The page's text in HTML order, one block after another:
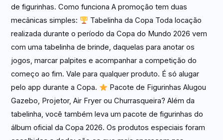
de figurinhas. Como funciona A promoção tem duas
mecânicas simples:
Tabelinha da Copa Toda locação
realizada durante o período da Copa do Mundo 2026 vem
com uma tabelinha de brinde, daquelas para anotar os
jogos, marcar palpites e acompanhar a competição do
começo ao fim. Vale para qualquer produto. É só alugar
pelo app durante a Copa.
Pacote de Figurinhas Alugou
Gazebo, Projetor, Air Fryer ou Churrasqueira? Além da
tabelinha, você também leva um pacote de figurinhas do
álbum oficial da Copa 2026. Os produtos especiais foram